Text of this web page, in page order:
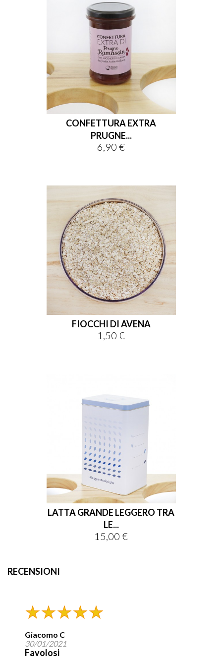
CONFETTURA EXTRA
PRUGNE...
Prezzo
6,90 €
FIOCCHI DI AVENA
Prezzo
1,50 €
LATTA GRANDE LEGGERO TRA
LE...
Prezzo
15,00 €
RECENSIONI
Giacomo C
30/01/2021
Favolosi